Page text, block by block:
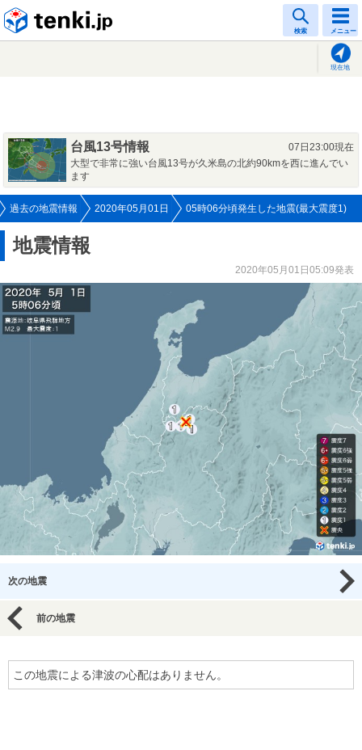
検索 メニュー
現在地
台風13号情報
07日23:00現在
大型で非常に強い台風13号が久米島の北約90kmを西に進んでい
ます
過去の地震情報 2020年05月01日 05時06分頃発生した地震(最大震度1)
地震情報
2020年05月01日05:09発表
次の地震
前の地震
この地震による津波の心配はありません。